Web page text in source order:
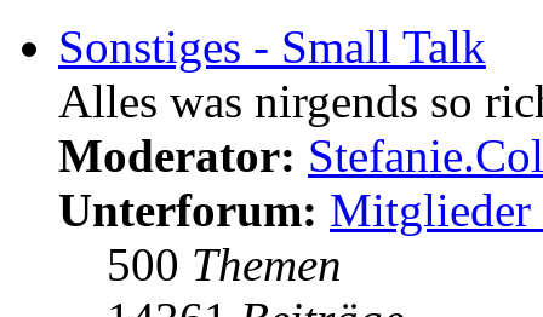
Sonstiges - Small Talk
Alles was nirgends so
Moderator:
Unterforum: Mitglieder
500 Themen